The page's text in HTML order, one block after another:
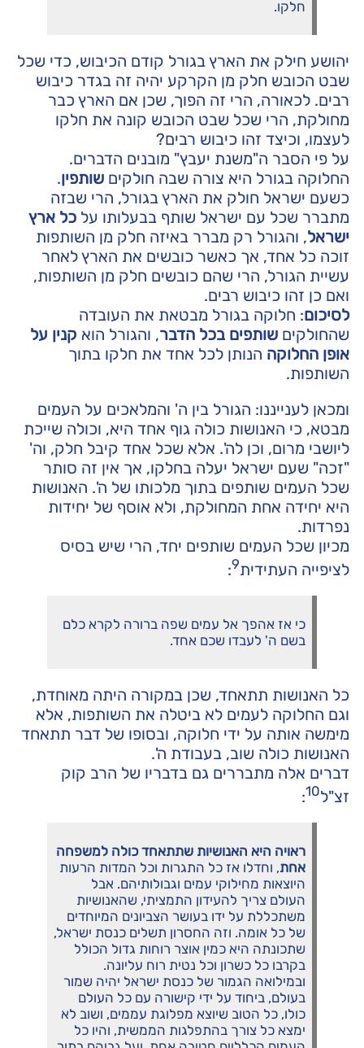
חלקו.
יהושע חילק את הארץ בגורל קודם הכיבוש, כדי שכל
שבט הכובש חלק מן הקרקע יהיה זה בגדר כיבוש
רבים. לכאורה, הרי זה הפוך, שכן אם הארץ כבר
מחולקת, הרי שכל שבט הכובש קונה את חלקו
לעצמו, וכיצד זהו כיבוש רבים?
על פי הסבר ה"משנת יעבץ" מובנים הדברים.
החלוקה בגורל היא צורה שבה חולקים שותפין.
כשעם ישראל חולק את הארץ בגורל, הרי שבזה
מתברר שכל עם ישראל שותף בבעלותו על כל ארץ
ישראל, והגורל רק מברר באיזה חלק מן השותפות
זוכה כל אחד, אך כאשר כובשים את הארץ לאחר
עשיית הגורל, הרי שהם כובשים חלק מן השותפות,
ואם כן זהו כיבוש רבים.
לסיכום: חלוקה בגורל מבטאת את העובדה
שהחולקים שותפים בכל הדבר, והגורל הוא קנין על
אופן החלוקה הנותן לכל אחד את חלקו בתוך
השותפות.
ומכאן לענייננו: הגורל בין ה' והמלאכים על העמים
מבטא, כי האנושות כולה גוף אחד היא, וכולה שייכת
ליושבי מרום, וכן לה'. אלא שכל אחד קיבל חלק, וה'
"זכה" שעם ישראל יעלה בחלקו, אך אין זה סותר
שכל העמים שותפים בתוך מלכותו של ה'. האנושות
היא יחידה אחת המחולקת, ולא אוסף של יחידות
נפרדות.
מכיון שכל העמים שותפים יחד, הרי שיש בסיס
לציפייה העתידית9
:
כי אז אהפך אל עמים שפה ברורה לקרא כלם
בשם ה' לעבדו שכם אחד.
כל האנושות תתאחד, שכן במקורה היתה מאוחדת,
וגם החלוקה לעמים לא ביטלה את השותפות, אלא
מימשה אותה על ידי חלוקה, ובסופו של דבר תתאחד
האנושות כולה שוב, בעבודת ה'.
דברים אלה מתבררים גם בדבריו של הרב קוק
זצ"ל10
:
ראויה היא האנושיות שתתאחד כולה למשפחה
אחת, וחדלו אז כל התגרות וכל המדות הרעות
היוצאות מחילוקי עמים וגבולותיהם. אבל
העולם צריך להעידון התמציתי, שהאנושיות
משתכללת על ידו בעושר הצביונים המיוחדים
של כל אומה. וזה החסרון תשלים כנסת ישראל,
שתכונתה היא כמין אוצר רוחות גדול הכולל
בקרבו כל כשרון וכל נטית רוח עליונה.
ובמילואה הגמור של כנסת ישראל יהיה שמור
בעולם, ביחוד על ידי קישורה עם כל העולם
כולו, כל הטוב שיוצא מפלוגת עממים, ושוב לא
ימצא כל צורך בהתפלגות הממשית, והיו כל